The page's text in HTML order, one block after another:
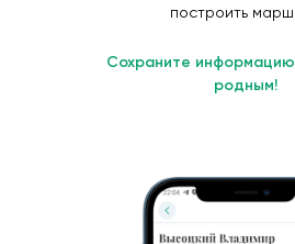
построить
Сохраните
родным!